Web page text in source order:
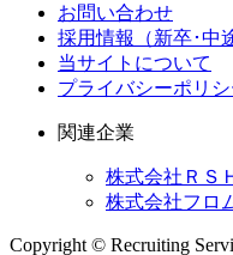
お問い合わせ
採用情報（新卒･中
当サイトについて
プライバシーポリシ
関連企業
株式会社ＲＳ
株式会社フロ
Copyright © Recruiting